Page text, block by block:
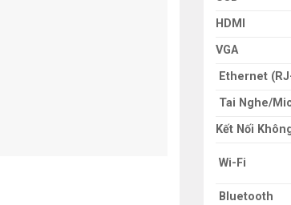
HDMI
VGA
Ethernet
Tai Nghe/
Kết Nối
Wi-Fi
Bluetooth